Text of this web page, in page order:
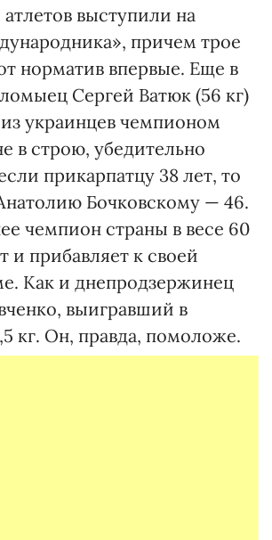
выступили на
причем трое
норматив впервые. Еще в
Сергей Ватюк (56 кг)
украинцев чемпионом
в строю, убедительно
прикарпатцу 38 лет, то
Бочковскому — 46.
чемпион страны в весе 60
и прибавляет к своей
Как и днепродзержинец
выигравший в
кг. Он, правда, помоложе.